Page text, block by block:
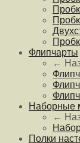
Флипчарты
←
Наборные
←
Полки